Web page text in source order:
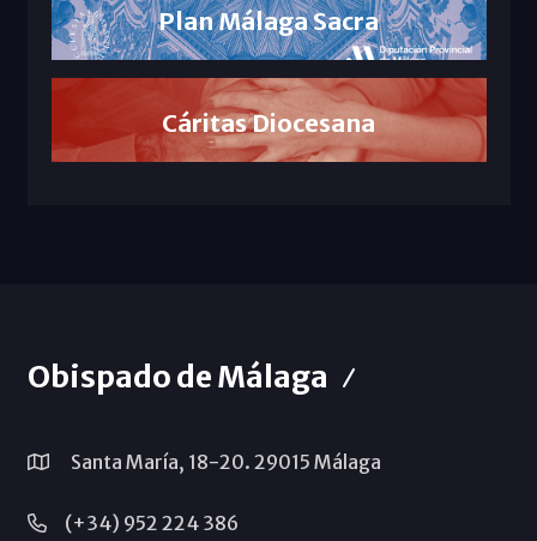
Plan Málaga Sacra
Cáritas Diocesana
Obispado de Málaga
Santa María, 18-20. 29015 Málaga
(+34) 952 224 386